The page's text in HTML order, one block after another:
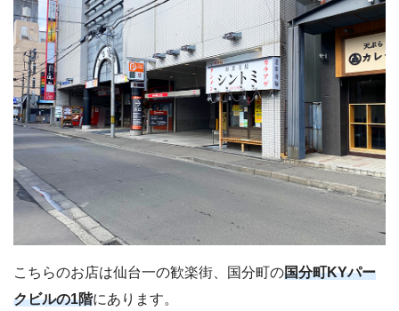
こちらのお店は仙台一の歓楽街、国分町の国分町KYパー
クビルの1階にあります。